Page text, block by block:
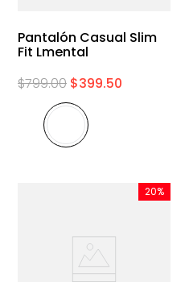
Pantalón Casual Slim
Fit Lmental
$799.00 $399.50
20%